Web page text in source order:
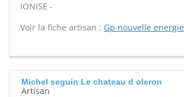
IONISE -
Voir la fiche artisan : Gp nouvelle energie
Michel seguin Le chateau d oleron
Artisan